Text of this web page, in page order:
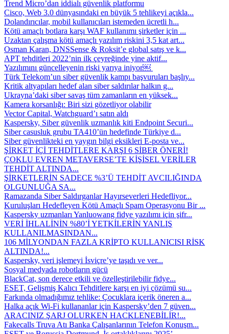
Trend Micro’dan iddialı güvenlik platformu
Cisco, Web 3.0 dünyasındaki en büyük 5 tehlikeyi açıkla...
Dolandırıcılar, mobil kullanıcıları istemeden ücretli h...
Kötü amaçlı botlara karşı WAF kullanımı şirketler için ...
Uzaktan çalışma kötü amaçlı yazılım riskini 3,5 kat art...
Osman Karan, DNSSense & Roksit’e global satış ve k...
APT tehditleri 2022’nin ilk çeyreğinde yine aktif...
Yazılımını güncelleyenin riski yarıya iniyor￼
Türk Telekom’un siber güvenlik kampı başvuruları başlıy...
Kritik altyapıları hedef alan siber saldırılar halkın g...
Ukrayna’daki siber savaş tüm zamanların en yüksek...
Kamera korsanlığı: Biri sizi gözetliyor olabilir
Vector Capital, Watchguard’ı satın aldı
Kaspersky, Siber güvenlik uzmanlık kiti Endpoint Securi...
Siber casusluk grubu TA410’ün hedefinde Türkiye d...
Siber güvenlikteki en yaygın bilgi eksikleri E-posta ve...
ŞİRKET İÇİ TEHDİTLERE KARŞI 6 SİBER ÖNERİ!
ÇOKLU EVREN METAVERSE’TE KİŞİSEL VERİLER
TEHDİT ALTINDA...
ŞİRKETLERİN SADECE %3’Ü TEHDİT AVCILIĞINDA
OLGUNLUĞA SA...
Ramazanda Siber Saldırganlar Hayırseverleri Hedefliyor...
Kuruluşları Hedefleyen Kötü Amaçlı Spam Operasyonu Bir ...
Kaspersky uzmanları Yanluowang fidye yazılımı için şifr...
VERİ İHLALİNİN %80’İ YETKİLERİN YANLIŞ
KULLANILMASINDAN...
106 MİLYONDAN FAZLA KRİPTO KULLANICISI RİSK
ALTINDA!...
Kaspersky, veri işlemeyi İsviçre’ye taşıdı ve ver...
Sosyal medyada robotların gücü
BlackCat, son derece etkili ve özelleştirilebilir fidye...
ESET, Gelişmiş Kalıcı Tehditlere karşı en iyi çözümü su...
Farkında olmadığımız tehlike: Çocuklara içerik öneren a...
Halka açık Wi-Fi kullananlar için Kaspersky’den 7 güven...
ARACINIZ ŞARJ OLURKEN HACKLENEBİLİR!...
Fakecalls Truva Atı Banka Çalışanlarının Telefon Konuşm...